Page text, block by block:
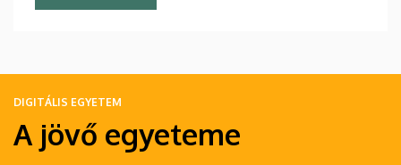
DIGITÁLIS EGYETEM
A jövő egyeteme